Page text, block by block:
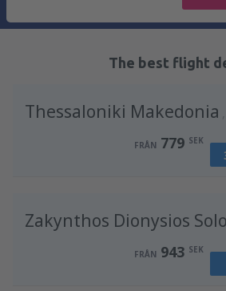
The best flight
Thessaloniki Makedonia
FRÅN 779 SEK
FRÅN 812SEK
Zakynthos Dionysios
FRÅN 943 SEK